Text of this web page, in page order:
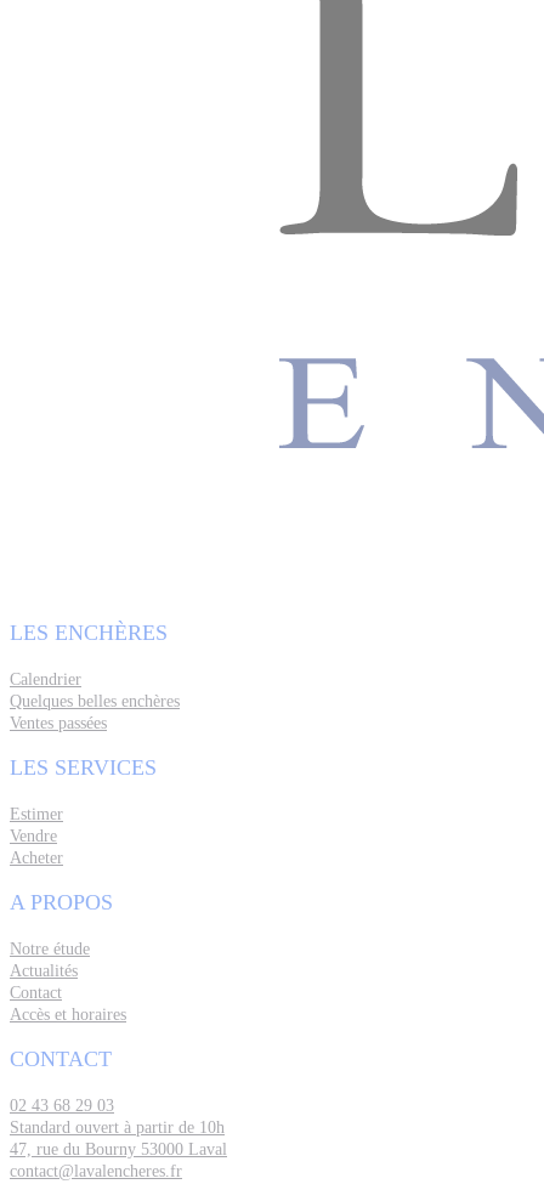
LES ENCHÈRES
Calendrier
Quelques belles enchères
Ventes passées
LES SERVICES
Estimer
Vendre
Acheter
A PROPOS
Notre étude
Actualités
Contact
Accès et horaires
CONTACT
02 43 68 29 03
Standard ouvert à partir de 10h
47, rue du Bourny 53000 Laval
contact@lavalencheres.fr